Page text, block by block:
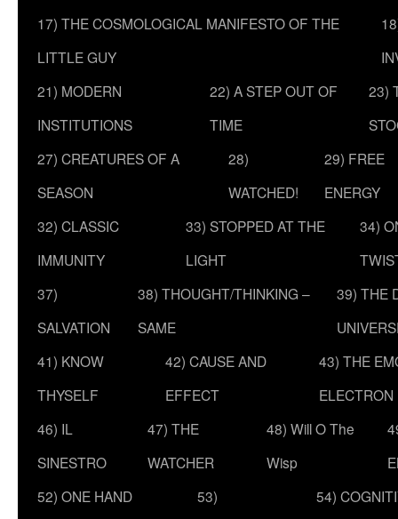
17) THE COSMOLOGICAL MANIFESTO OF THE
LITTLE GUY
21) MODERN
INSTITUTIONS
22) A STEP OUT OF
TIME
23)
27) CREATURES OF A
SEASON
28)
WATCHED!
29) FREE
ENERGY
32) CLASSIC
IMMUNITY
33) STOPPED AT THE
LIGHT
34)
37)
SALVATION
38) THOUGHT/THINKING –
SAME
39) THE
41) KNOW
THYSELF
42) CAUSE AND
EFFECT
43) THE
ELECTRON
46) IL
SINESTRO
47) THE
WATCHER
48) Will O The
Wisp
52) ONE HAND
53)
54)